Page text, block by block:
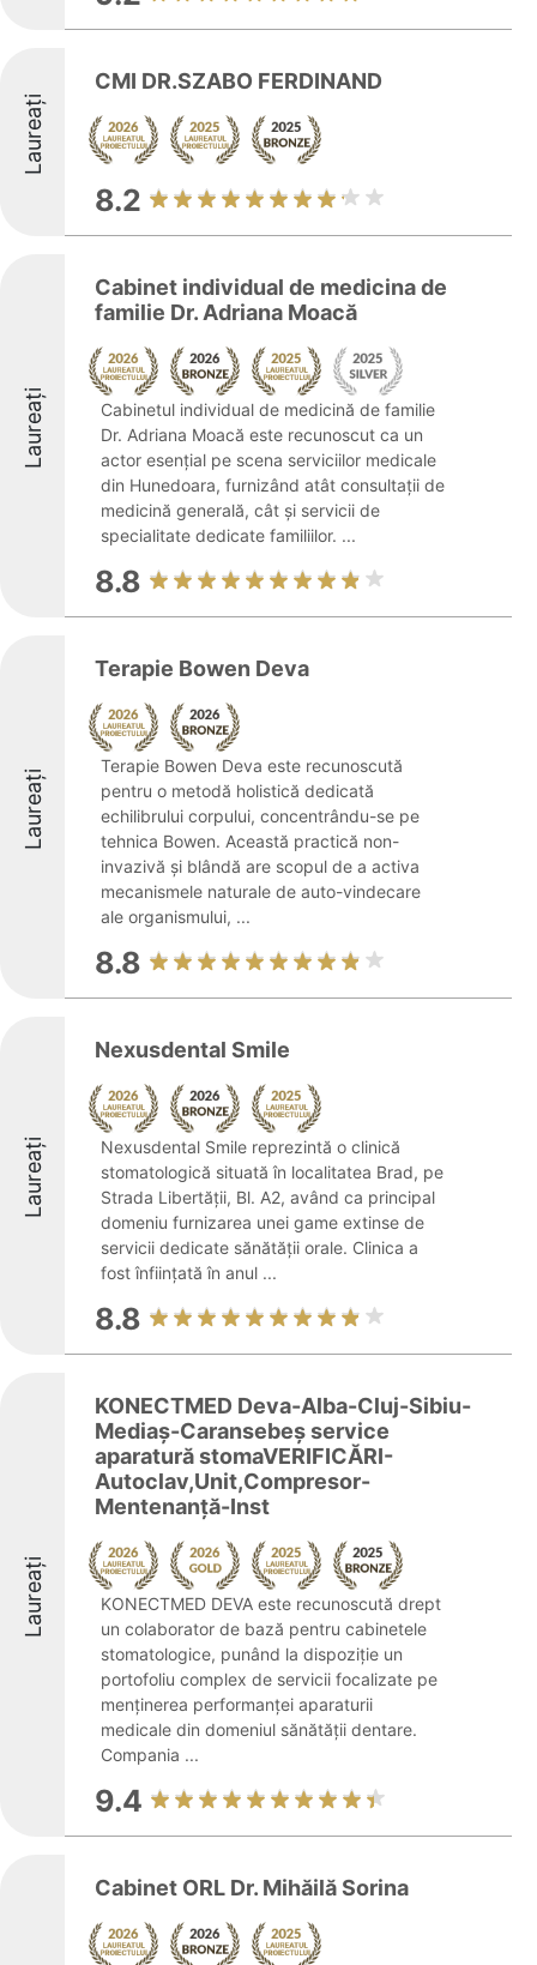
Laureați
CMI DR.SZABO FERDINAND
8.2
Laureați
Cabinet individual de medicina de
familie Dr. Adriana Moacă
Cabinetul individual de medicină de familie
Dr. Adriana Moacă este recunoscut ca un
actor esențial pe scena serviciilor medicale
din Hunedoara, furnizând atât consultații de
medicină generală, cât și servicii de
specialitate dedicate familiilor. ...
8.8
Laureați
Terapie Bowen Deva
Terapie Bowen Deva este recunoscută
pentru o metodă holistică dedicată
echilibrului corpului, concentrându-se pe
tehnica Bowen. Această practică non-
invazivă și blândă are scopul de a activa
mecanismele naturale de auto-vindecare
ale organismului, ...
8.8
Laureați
Nexusdental Smile
Nexusdental Smile reprezintă o clinică
stomatologică situată în localitatea Brad, pe
Strada Libertății, Bl. A2, având ca principal
domeniu furnizarea unei game extinse de
servicii dedicate sănătății orale. Clinica a
fost înființată în anul ...
8.8
Laureați
KONECTMED Deva-Alba-Cluj-Sibiu-
Mediaș-Caransebeș service
aparatură stomaVERIFICĂRI-
Autoclav,Unit,Compresor-
Mentenanță-Inst
KONECTMED DEVA este recunoscută drept
un colaborator de bază pentru cabinetele
stomatologice, punând la dispoziție un
portofoliu complex de servicii focalizate pe
menținerea performanței aparaturii
medicale din domeniul sănătății dentare.
Compania ...
9.4
Cabinet ORL Dr. Mihăilă Sorina